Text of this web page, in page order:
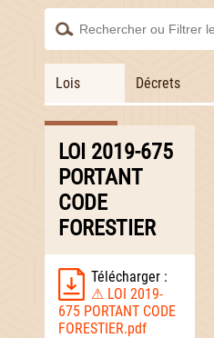
Lois Décrets
LOI 2019-675
PORTANT
CODE
FORESTIER
Télécharger :
⚠ LOI 2019-
675 PORTANT CODE
FORESTIER.pdf